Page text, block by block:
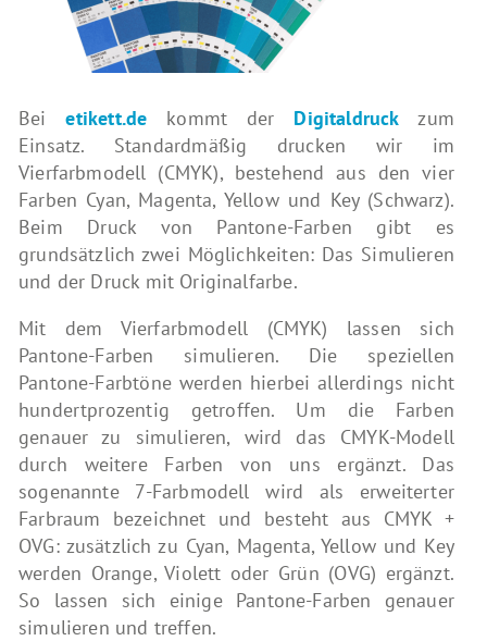
Beietikett.de kommt der Digitaldruck
zum
Einsatz. Standardmäßig drucken wir im
Vierfarbmodell (CMYK), bestehend aus den vier
Farben Cyan, Magenta, Yellow und Key (Schwarz).
Beim Druck von Pantone-Farben gibt es
grundsätzlich zwei Möglichkeiten: Das Simulieren
und der Druck mit Originalfarbe.
Mit dem Vierfarbmodell (CMYK) lassen sich
Pantone-Farben simulieren. Die speziellen
Pantone-Farbtöne werden hierbei allerdings nicht
hundertprozentig getroffen. Um die Farben
genauer zu simulieren, wird das CMYK-Modell
durch weitere Farben von uns ergänzt. Das
sogenannte 7-Farbmodell wird als erweiterter
Farbraum bezeichnet und besteht aus CMYK +
OVG: zusätzlich zu Cyan, Magenta, Yellow und Key
werden Orange, Violett oder Grün (OVG) ergänzt.
So lassen sich einige Pantone-Farben genauer
simulieren und treffen.